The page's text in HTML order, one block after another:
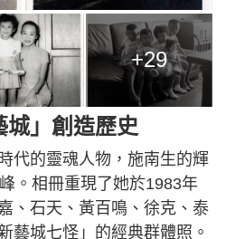
+29
城」創造歷史
代的靈魂人物，施南生的輝
。相冊重現了她於1983年
、石天、黃百鳴、徐克、泰
藝城七怪」的經典群體照。